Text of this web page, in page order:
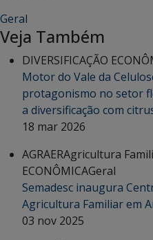
Geral
Veja Também
DIVERSIFICAÇÃO
Motor do Vale da
protagonismo no setor
a diversificação com
18 mar 2026
AGRAERAgricultura
ECONÔMICAGeral
Semadesc inaugura
Agricultura Familiar em
03 nov 2025